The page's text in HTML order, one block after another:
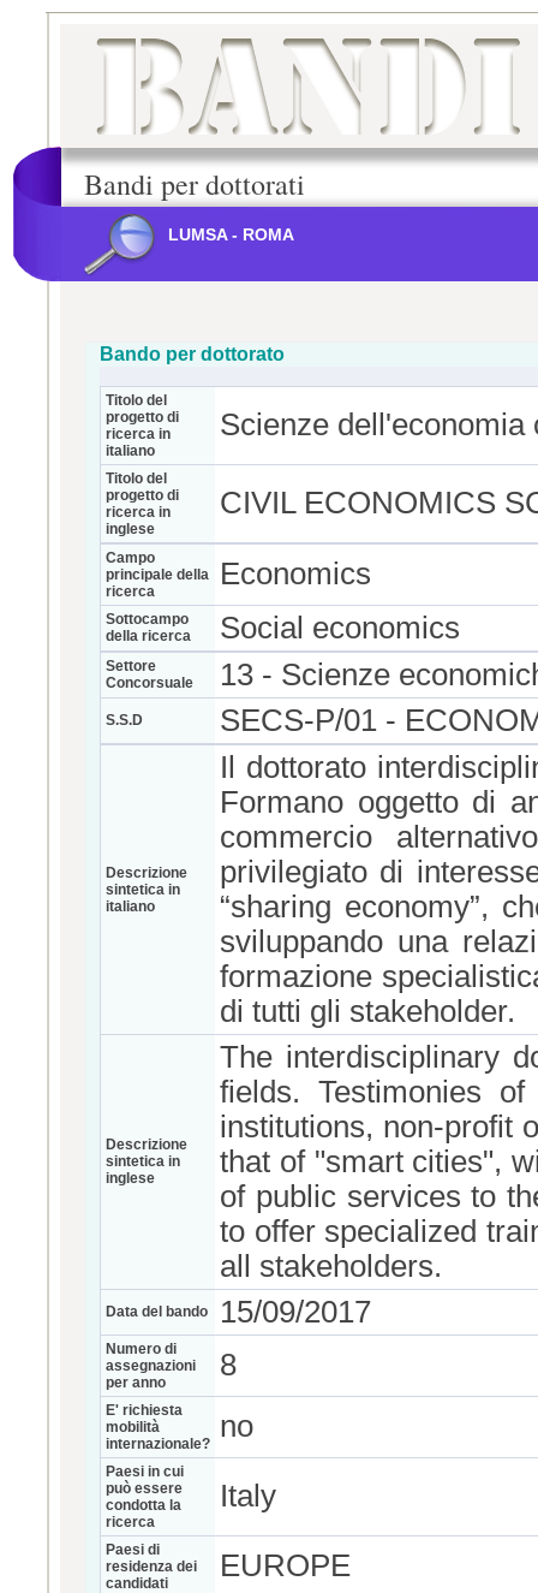
Bandi per dottorati
LUMSA - ROMA
Bando per dottorato
Titolo del
progetto di
ricerca in
italiano
Scienze
Titolo del
progetto di
ricerca in
inglese
CIVIL ECONOMICS
Campo
principale della
ricerca
Economics
Sottocampo
della ricerca
Social economics
Settore
Concorsuale
13 - Scienze
S.S.D SECS-P/01 -
Descrizione
sintetica in
italiano
Il dottorato
Formano oggetto di
commercio
privilegiato di
“sharing economy”,
sviluppando una
formazione
di tutti gli stakeholder.
Descrizione
sintetica in
inglese
The interdisciplinary
fields. Testimonies
institutions, non-profit
that of "smart cities",
of public services to
to offer specialized
all stakeholders.
Data del bando 15/09/2017
Numero di
assegnazioni
per anno
8
E' richiesta
mobilità
internazionale?
no
Paesi in cui
può essere
condotta la
ricerca
Italy
Paesi di
residenza dei
candidati
EUROPE